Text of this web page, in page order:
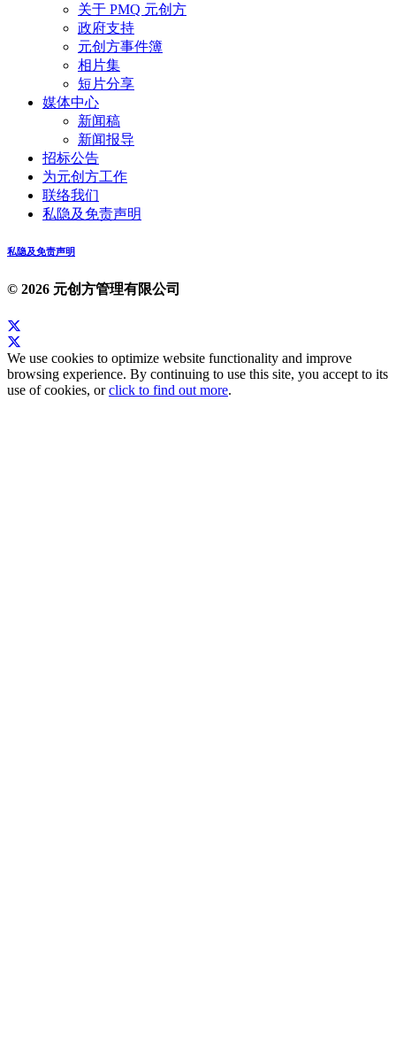
关于 PMQ 元创方
政府支持
元创方事件簿
相片集
短片分享
媒体中心
新闻稿
新闻报导
招标公告
为元创方工作
联络我们
私隐及免责声明
私隐及免责声明
© 2026 元创方管理有限公司
We use cookies to optimize website functionality and improve
browsing experience. By continuing to use this site, you accept to its
use of cookies, orclick to find out more.